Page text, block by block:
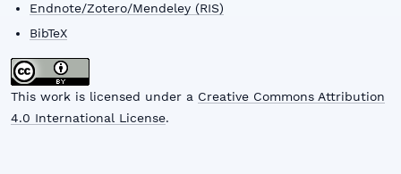
Endnote/Zotero/Mendeley (RIS)
BibTeX
This work is licensed under a Creative Commons Attribution
4.0 International License.